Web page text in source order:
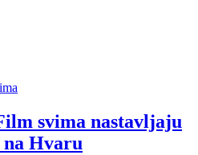
svima nastavljaju
Hvaru